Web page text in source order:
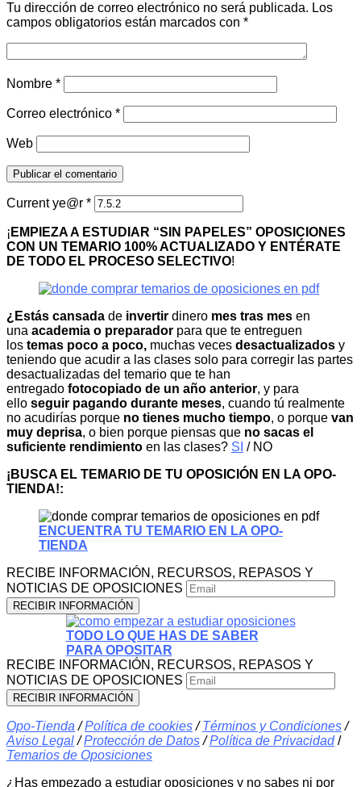
Tu dirección de correo electrónico no será publicada. Los
campos obligatorios están marcados con *
Nombre *
Correo electrónico *
Web
Current ye@r *
¡ EMPIEZA A ESTUDIAR “SIN PAPELES” OPOSICIONES
CON UN TEMARIO 100% ACTUALIZADO Y ENTÉRATE
DE TODO EL PROCESO SELECTIVO!
¿Estás cansada de invertir dinero mes tras mes en
una academia o preparador para que te entreguen
los temas poco a poco, muchas veces desactualizados y
teniendo que acudir a las clases solo para corregir las partes
desactualizadas del temario que te han
entregado fotocopiado de un año anterior, y para
ello seguir pagando durante meses, cuando tú realmente
no acudirías porque no tienes mucho tiempo, o porque van
muy deprisa, o bien porque piensas que no sacas el
suficiente rendimiento en las clases? SI / NO
¡BUSCA EL TEMARIO DE TU OPOSICIÓN EN LA OPO-
TIENDA!:
ENCUENTRA TU TEMARIO EN LA OPO-
TIENDA
RECIBE INFORMACIÓN, RECURSOS, REPASOS Y
NOTICIAS DE OPOSICIONES
TODO LO QUE HAS DE SABER
PARA OPOSITAR
RECIBE INFORMACIÓN, RECURSOS, REPASOS Y
NOTICIAS DE OPOSICIONES
Opo-Tienda /Política de cookies/Términos y Condiciones/
Aviso Legal/Protección de Datos/Política de Privacidad /
Temarios de Oposiciones
¿Has empezado a estudiar oposiciones y no sabes ni por